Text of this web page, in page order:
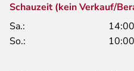
Schauzeit (kein Verkauf/
Sa.:
So.: